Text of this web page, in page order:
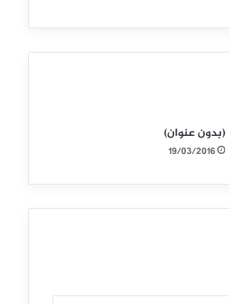
(بدون عنوان)
19/03/2016